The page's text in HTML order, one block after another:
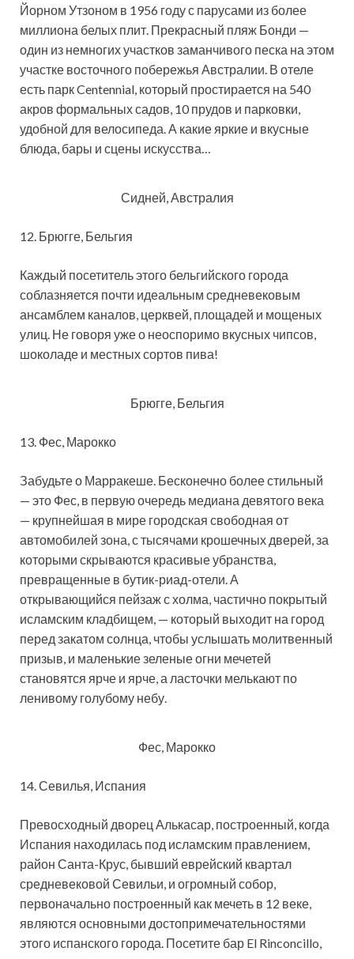
Йорном Утзоном в 1956 году с парусами из более
миллиона белых плит. Прекрасный пляж Бонди —
один из немногих участков заманчивого песка на этом
участке восточного побережья Австралии. В отеле
есть парк Centennial, который простирается на 540
акров формальных садов, 10 прудов и парковки,
удобной для велосипеда. А какие яркие и вкусные
блюда, бары и сцены искусства…
Сидней, Австралия
12. Брюгге, Бельгия
Каждый посетитель этого бельгийского города
соблазняется почти идеальным средневековым
ансамблем каналов, церквей, площадей и мощеных
улиц. Не говоря уже о неоспоримо вкусных чипсов,
шоколаде и местных сортов пива!
Брюгге, Бельгия
13. Фес, Марокко
Забудьте о Марракеше. Бесконечно более стильный
— это Фес, в первую очередь медиана девятого века
— крупнейшая в мире городская свободная от
автомобилей зона, с тысячами крошечных дверей, за
которыми скрываются красивые убранства,
превращенные в бутик-риад-отели. А
открывающийся пейзаж с холма, частично покрытый
исламским кладбищем, — который выходит на город
перед закатом солнца, чтобы услышать молитвенный
призыв, и маленькие зеленые огни мечетей
становятся ярче и ярче, а ласточки мелькают по
ленивому голубому небу.
Фес, Марокко
14. Севилья, Испания
Превосходный дворец Алькасар, построенный, когда
Испания находилась под исламским правлением,
район Санта-Крус, бывший еврейский квартал
средневековой Севильи, и огромный собор,
первоначально построенный как мечеть в 12 веке,
являются основными достопримечательностями
этого испанского города. Посетите бар El Rinconcillo,